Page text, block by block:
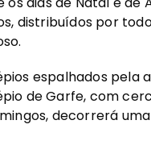
distribuídos por
espalhados pela
de Garfe, com
decorrerá